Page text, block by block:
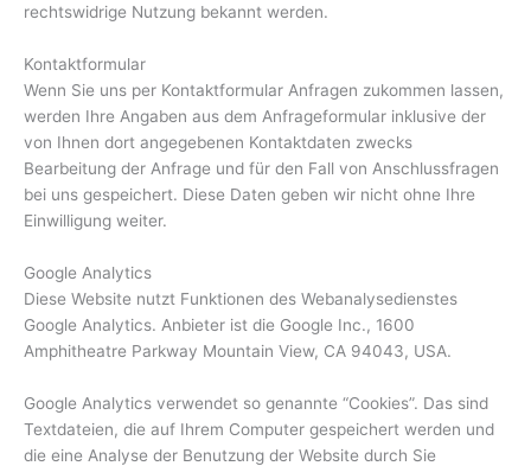
rechtswidrige Nutzung bekannt werden.
Kontaktformular
Wenn Sie uns per Kontaktformular Anfragen zukommen lassen,
werden Ihre Angaben aus dem Anfrageformular inklusive der
von Ihnen dort angegebenen Kontaktdaten zwecks
Bearbeitung der Anfrage und für den Fall von Anschlussfragen
bei uns gespeichert. Diese Daten geben wir nicht ohne Ihre
Einwilligung weiter.
Google Analytics
Diese Website nutzt Funktionen des Webanalysedienstes
Google Analytics. Anbieter ist die Google Inc., 1600
Amphitheatre Parkway Mountain View, CA 94043, USA.
Google Analytics verwendet so genannte “Cookies”. Das sind
Textdateien, die auf Ihrem Computer gespeichert werden und
die eine Analyse der Benutzung der Website durch Sie